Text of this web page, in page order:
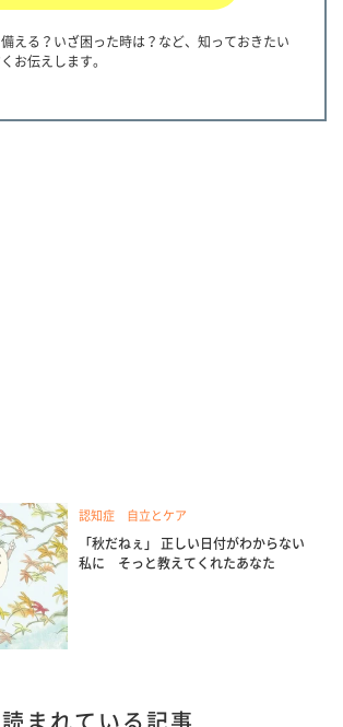
える？いざ困った時は？など、知っておきたい
お伝えします。
認知症 自立とケア
「秋だねぇ」 正しい日付がわからない
私に そっと教えてくれたあなた